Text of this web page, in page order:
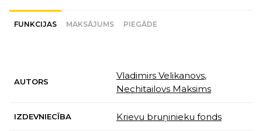
FUNKCIJAS MAKSĀJUMS PIEGĀDE
AUTORS
Vladimirs Velikanovs,
Nechitailovs Maksims
IZDEVNIECĪBA Krievu bruņinieku fonds